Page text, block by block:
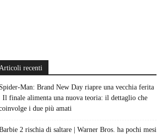
recenti
Man: Brand New Day riapre una vecchia ferita
Il finale alimenta una nuova teoria: il dettaglio che
i due più amati
2 rischia di saltare | Warner Bros. ha pochi mesi